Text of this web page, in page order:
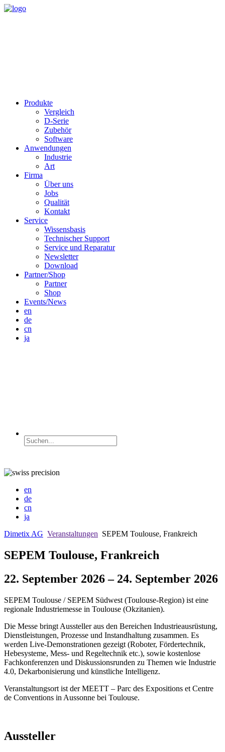
Produkte
Vergleich
D-Serie
Zubehör
Software
Anwendungen
Industrie
Art
Firma
Über uns
Jobs
Qualität
Kontakt
Service
Wissensbasis
Technischer Support
Service und Reparatur
Newsletter
Download
Partner/Shop
Partner
Shop
Events/News
en
de
cn
ja
en
de
cn
ja
Dimetix AG Veranstaltungen SEPEM Toulouse, Frankreich
SEPEM Toulouse, Frankreich
22. September 2026 – 24. September 2026
SEPEM Toulouse / SEPEM Südwest (Toulouse-Region) ist eine
regionale Industriemesse in Toulouse (Okzitanien).
Die Messe bringt Aussteller aus den Bereichen Industrieausrüstung,
Dienstleistungen, Prozesse und Instandhaltung zusammen. Es
werden Live-Demonstrationen gezeigt (Roboter, Fördertechnik,
Hebesysteme, Mess- und Regeltechnik etc.), sowie kostenlose
Fachkonferenzen und Diskussionsrunden zu Themen wie Industrie
4.0, Dekarbonisierung und künstliche Intelligenz.
Veranstaltungsort ist der MEETT – Parc des Expositions et Centre
de Conventions in Aussonne bei Toulouse.
Aussteller